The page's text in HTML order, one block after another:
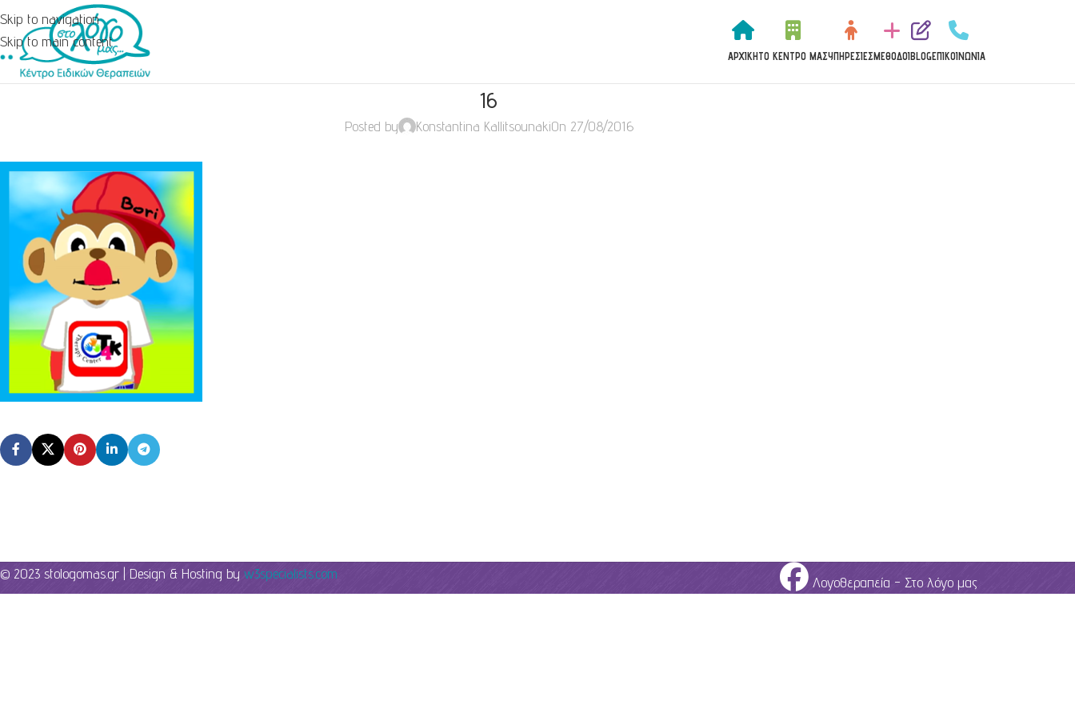
Skip to navigation
Skip to main content
ΑΡΧΙΚΉΤΟ ΚΈΝΤΡΟ ΜΑΣΥΠΗΡΕΣΊΕΣMΈΘΟΔΟΙBLOGΕΠΙΚΟΙΝΩΝΊΑ
16
Posted by Konstantina KallitsounakiOn 27/08/2016
© 2023 stologomas.gr | Design & Hosting by w3specialists.com
Λογοθεραπεία - Στο λόγο μας